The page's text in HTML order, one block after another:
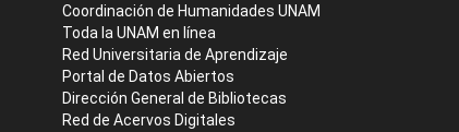
Coordinación de Humanidades UNAM
Toda la UNAM en línea
Red Universitaria de Aprendizaje
Portal de Datos Abiertos
Dirección General de Bibliotecas
Red de Acervos Digitales